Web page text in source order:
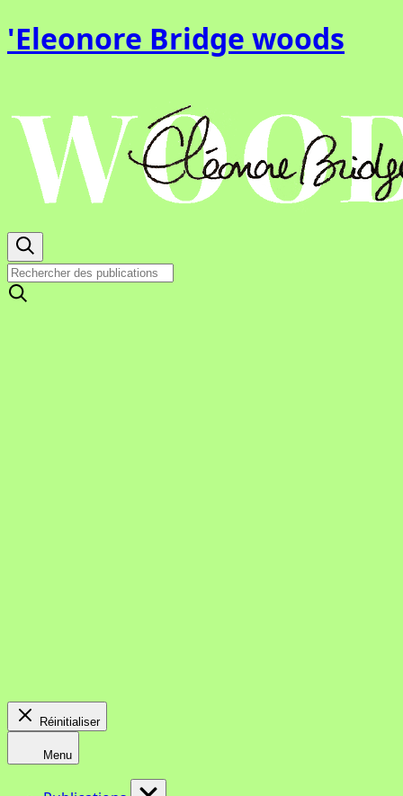
'Eleonore Bridge woods
Réinitialiser
Menu